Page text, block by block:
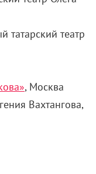
татарский театр
, Москва
Вахтангова,